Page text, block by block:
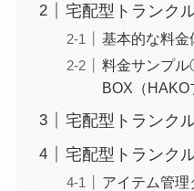
宅配型トランク
基本的な料金
料金サンプ
BOX（HAKO
宅配型トランク
宅配型トランク
アイテム管